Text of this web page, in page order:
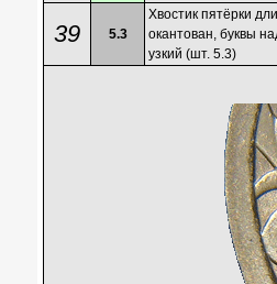
39 5.3
Хвостик пятёрки
окантован, буквы
узкий (шт. 5.3)